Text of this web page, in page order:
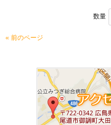
数量
« 前のページ